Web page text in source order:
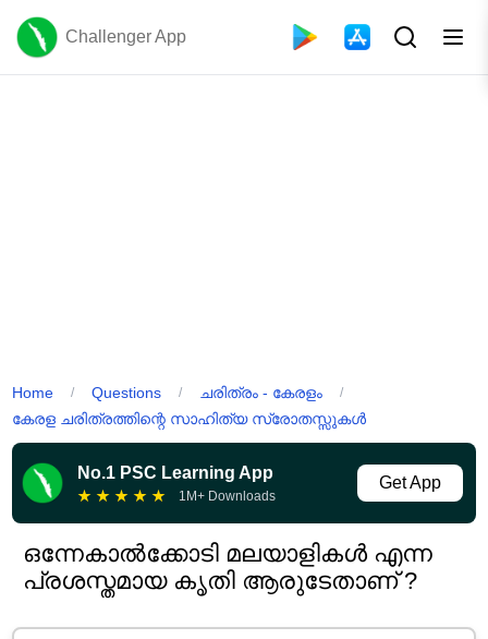
Challenger App
Home / Questions / ചരിത്രം - കേരളം /
കേരള ചരിത്രത്തിന്റെ സാഹിത്യ സ്രോതസ്സുകൾ
No.1 PSC Learning App
★ ★ ★ ★ ★ 1M+ Downloads
Get App
ഒന്നേകാല്‍ക്കോടി മലയാളികള്‍ എന്ന
പ്രശസ്തമായ കൃതി ആരുടേതാണ് ?